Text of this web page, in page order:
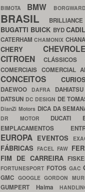
BIMOTA BMW
BRASIL
BUGATTI BUICK BYD
CATERHAMCHAMONIX CHANA
CHERY
CITROEN CLÁSSICOS
COMERCIAIS COMERCIAL
CONCEITOS
DAEWOO DAFRA DAHIATSU
DATSUN DC DESIGN DE
DianZi Motors DICA DA
DR MOTOR DUCATI
EMPLACAMENTOS
EUROPA EVENTOS
FÁBRICASFACELFAW
FIM DE CARREIRA
FORTUNESPORT FOTOS GAC
GMC GOOGLEGORDON
GUMPERT Haima